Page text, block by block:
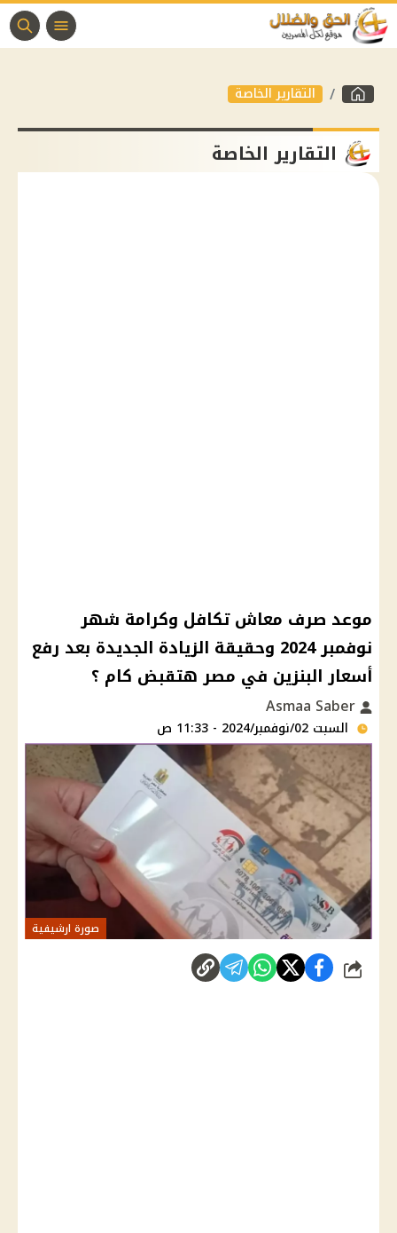
التقارير الخاصة
التقارير الخاصة
موعد صرف معاش تكافل وكرامة شهر
نوفمبر 2024 وحقيقة الزيادة الجديدة بعد رفع
أسعار البنزين في مصر هتقبض كام ؟
السبت 02/نوفمبر/2024 - 11:33 ص
صورة ارشيفية
شارك